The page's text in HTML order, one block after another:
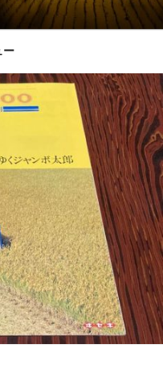
ー